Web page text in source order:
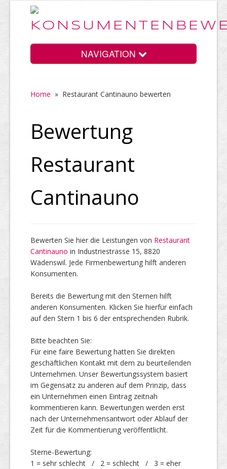
NAVIGATION
Home
Vorteile
Top Firmen
Über uns
Home » Restaurant Cantinauno bewerten
Bewertung
Restaurant
Cantinauno
Bewerten Sie hier die Leistungen von Restaurant
Cantinauno in Industriestrasse 15, 8820
Wädenswil. Jede Firmenbewertung hilft anderen
Konsumenten.
Bereits die Bewertung mit den Sternen hilft
anderen Konsumenten. Klicken Sie hierfür einfach
auf den Stern 1 bis 6 der entsprechenden Rubrik.
Bitte beachten Sie:
Für eine faire Bewertung hatten Sie direkten
geschäftlichen Kontakt mit dem zu beurteilenden
Unternehmen. Unser Bewertungssystem basiert
im Gegensatz zu anderen auf dem Prinzip, dass
ein Unternehmen einen Eintrag zeitnah
kommentieren kann. Bewertungen werden erst
nach der Unternehmensantwort oder Ablauf der
Zeit für die Kommentierung veröffentlicht.
Sterne-Bewertung:
1 = sehr schlecht / 2 = schlecht / 3 = eher